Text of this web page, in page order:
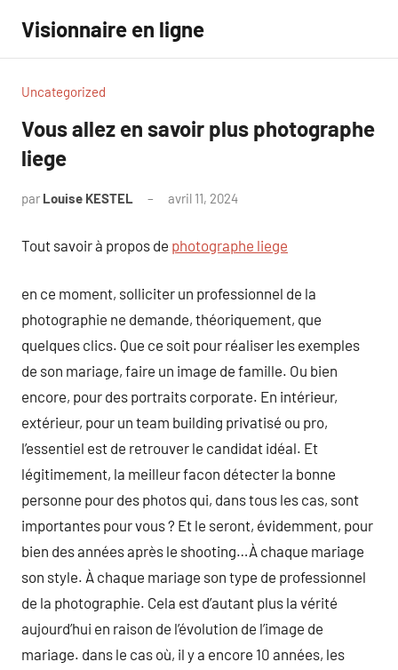
contenu
Visionnaire en ligne
Uncategorized
Vous allez en savoir plus photographe
liege
par Louise KESTEL avril 11, 2024
Tout savoir à propos de photographe liege
en ce moment, solliciter un professionnel de la
photographie ne demande, théoriquement, que
quelques clics. Que ce soit pour réaliser les exemples
de son mariage, faire un image de famille. Ou bien
encore, pour des portraits corporate. En intérieur,
extérieur, pour un team building privatisé ou pro,
l’essentiel est de retrouver le candidat idéal. Et
légitimement, la meilleur facon détecter la bonne
personne pour des photos qui, dans tous les cas, sont
importantes pour vous ? Et le seront, évidemment, pour
bien des années après le shooting…À chaque mariage
son style. À chaque mariage son type de professionnel
de la photographie. Cela est d’autant plus la vérité
aujourd’hui en raison de l’évolution de l’image de
mariage. dans le cas où, il y a encore 10 années, les